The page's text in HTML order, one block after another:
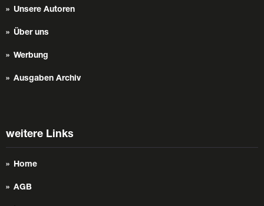
Unsere Autoren
Über uns
Werbung
Ausgaben Archiv
weitere Links
Home
AGB